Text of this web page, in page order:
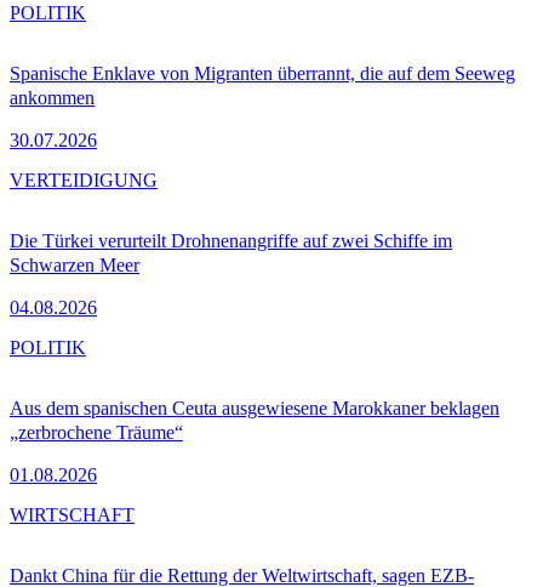
Spanische Enklave von Migranten überrannt, die auf dem Seeweg
ankommen
30.07.2026
POLITIK
Die Türkei verurteilt Drohnenangriffe auf zwei Schiffe im
Schwarzen Meer
04.08.2026
VERTEIDIGUNG
Aus dem spanischen Ceuta ausgewiesene Marokkaner beklagen
„zerbrochene Träume“
01.08.2026
POLITIK
Dankt China für die Rettung der Weltwirtschaft, sagen EZB-
WIRTSCHAFT